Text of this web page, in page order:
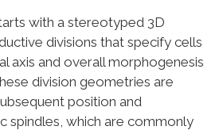
with a stereotyped 3D
divisions that specify cells
axis and overall morphogenesis
division geometries are
position and
spindles, which are commonly